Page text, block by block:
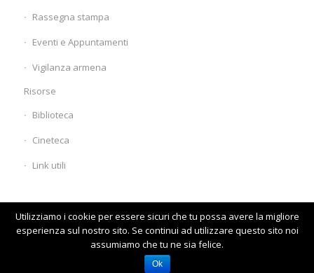
Rassegna stampa
Eventi e Appuntamenti
Vigilanza armena
Risorse
Biblioteca
Cineteca
Link utili
© www.comunitaarmena.it
Visita il vecchio sito
Utilizziamo i cookie per essere sicuri che tu possa avere la migliore
esperienza sul nostro sito. Se continui ad utilizzare questo sito noi
assumiamo che tu ne sia felice.
Ok